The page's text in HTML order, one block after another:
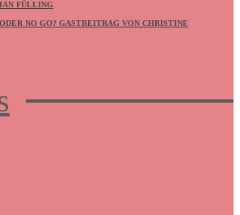
FÜLLING
NO GO? GASTBEITRAG VON CHRISTINE